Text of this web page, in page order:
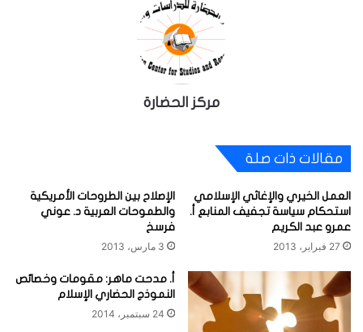
مركز الحضارة
مقالات ذات صلة
العمل الخيري والإغاثي الإسلامي
استحكام سياسة تجفيف المنابع أ.
عمرو عبد الكريم
27 فبراير، 2013
الإصلاح بين الطروحات الأمريكية
والطموحات العربية د. عوني
فرسخ
3 مارس، 2013
أ. مدحت ماهر: مقومات وخصائص
النموذج الحضاري الإسلام
24 سبتمبر، 2014